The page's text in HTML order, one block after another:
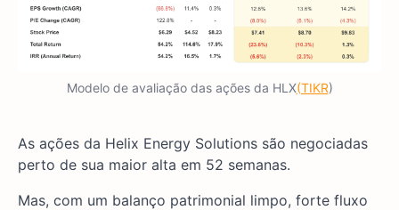
Modelo de avaliação das ações da HLX(TIKR)
As ações da Helix Energy Solutions são negociadas
perto de sua maior alta em 52 semanas.
Mas, com um balanço patrimonial limpo, forte fluxo